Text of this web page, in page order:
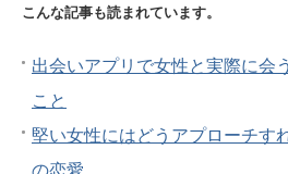
こんな記事も読まれています。
出会いアプリで女性と実際に会
こと
堅い女性にはどうアプローチす
の恋愛